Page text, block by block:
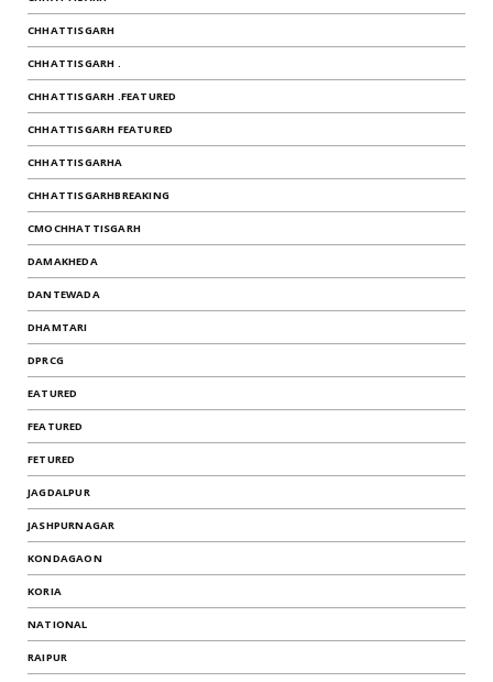
CHHATTISGARH
CHHATTISGARH .
CHHATTISGARH .FEATURED
CHHATTISGARH FEATURED
CHHATTISGARHA
CHHATTISGARHBREAKING
CMOCHHATTISGARH
DAMAKHEDA
DANTEWADA
DHAMTARI
DPRCG
EATURED
FEATURED
FETURED
JAGDALPUR
JASHPURNAGAR
KONDAGAON
KORIA
NATIONAL
RAIPUR